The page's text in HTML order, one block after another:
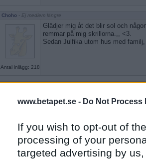
www.betapet.se - Do Not Process
If you wish to opt-out of
processing of your
targeted advertising by
Choho - Ej medlem längre
Antal inlägg: 218
Glädjer mig åt det blir sol och
remmar på mig skrillorna.,, <3.
Sedan Julfika utom hus med
Antal inlägg:
2515
hund och jag ska smaka lite av